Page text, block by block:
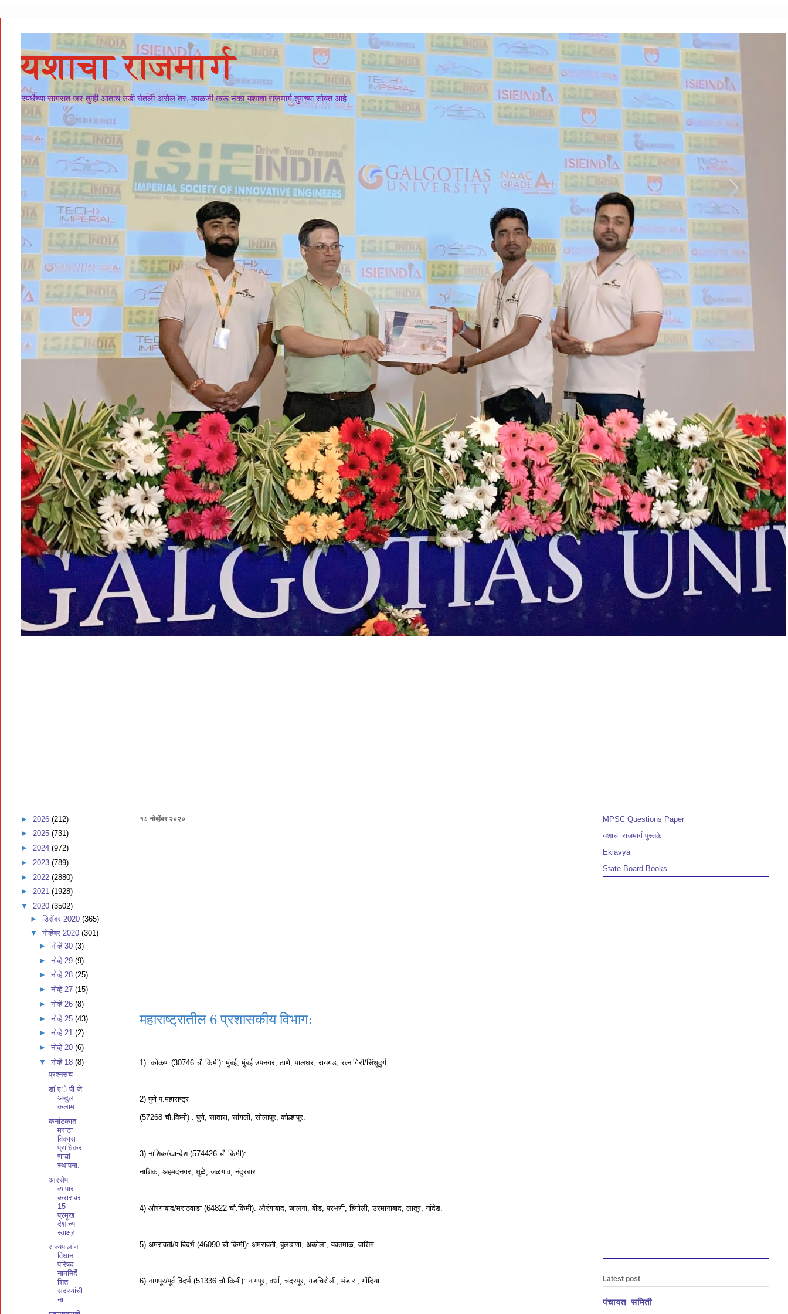
यशाचा राजमार्ग
स्पर्धेच्या सागरात जर तुम्ही आताच उडी घेतली असेल तर, काळजी करू नका यशाचा राजमार्ग तुमच्या सोबत आहे
१८ नोव्हेंबर २०२०
महाराष्ट्रातील 6 प्रशासकीय विभाग:
1) कोकण (30746 चौ.किमी): मुंबई, मुंबई उपनगर, ठाणे, पालघर, रायगड, रत्नागिरी/सिंधुदुर्ग.
2) पुणे प.महाराष्ट्र
(57268 चौ.किमी) : पुणे, सातारा, सांगली, सोलापूर, कोल्हापूर.
3) नाशिक/खान्देश (574426 चौ.किमी):
नाशिक, अहमदनगर, धुळे, जळगाव, नंदुरबार.
4) औरंगाबाद/मराठवाडा (64822 चौ.किमी): औरंगाबाद, जालना, बीड, परभणी, हिंगोली, उस्मानाबाद, लातूर, नांदेड.
5) अमरावती/प.विदर्भ (46090 चौ.किमी): अमरावती, बुलढाणा, अकोला, यवतमाळ, वाशिम.
6) नागपूर/पूर्व.विदर्भ (51336 चौ.किमी): नागपूर, वर्धा, चंद्रपूर, गडचिरोली, भंडारा, गोंदिया.
► 2026 (212)
► 2025 (731)
► 2024 (972)
► 2023 (789)
► 2022 (2880)
► 2021 (1928)
▼ 2020 (3502)
► डिसेंबर 2020 (365)
▼ नोव्हेंबर 2020 (301)
►नोव्हें 30(3)
►नोव्हें 29(9)
►नोव्हें 28(25)
►नोव्हें 27(15)
►नोव्हें 26(8)
►नोव्हें 25(43)
►नोव्हें 21(2)
►नोव्हें 20(6)
▼नोव्हें 18(8)
प्रश्नसंच
डॉ एे पी जे
अब्दुल
कलाम
कर्नाटकात
मराठा
विकास
प्राधिकर
णाची
स्थापना.
आरसेप
व्यापार
करारावर
15
प्रमुख
देशांच्या
स्वाक्षऱ...
राज्यपालांना
विधान
परिषद
नामनिर्दे
शित
सदस्यांची
ना...
MPSC Questions Paper
यशाचा राजमार्ग पुस्तके
Eklavya
State Board Books
Latest post
पंचायत_समिती